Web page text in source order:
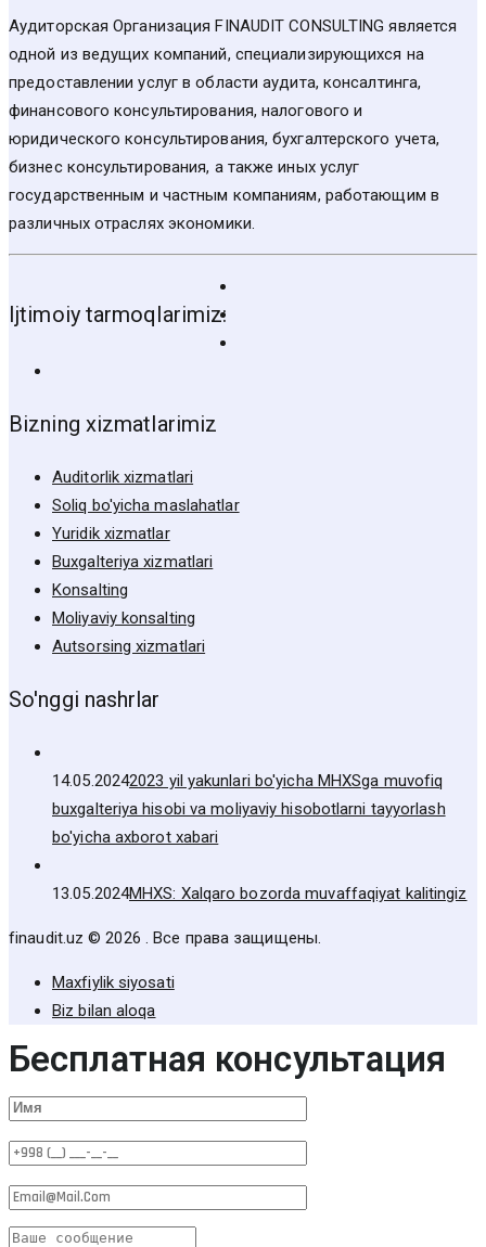
Аудиторская Организация FINAUDIT CONSULTING является
одной из ведущих компаний, специализирующихся на
предоставлении услуг в области аудита, консалтинга,
финансового консультирования, налогового и
юридического консультирования, бухгалтерского учета,
бизнес консультирования, а также иных услуг
государственным и частным компаниям, работающим в
различных отраслях экономики.
Ijtimoiy tarmoqlarimiz:
Bizning xizmatlarimiz
Auditorlik xizmatlari
Soliq bo'yicha maslahatlar
Yuridik xizmatlar
Buxgalteriya xizmatlari
Konsalting
Moliyaviy konsalting
Autsorsing xizmatlari
So'nggi nashrlar
14.05.20242023 yil yakunlari bo'yicha MHXSga muvofiq
buxgalteriya hisobi va moliyaviy hisobotlarni tayyorlash
bo'yicha axborot xabari
13.05.2024MHXS: Xalqaro bozorda muvaffaqiyat kalitingiz
finaudit.uz © 2026 . Все права защищены.
Maxfiylik siyosati
Biz bilan aloqa
Бесплатная консультация